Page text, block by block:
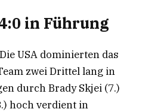
in Führung
USA dominierten das
zwei Drittel lang in
durch Brady Skjei (7.)
hoch verdient in